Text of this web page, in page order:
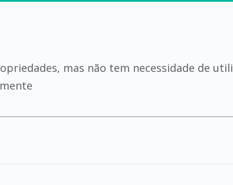
mas não tem necessidade de